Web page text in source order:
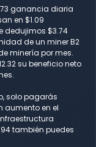
ganancia diaria
en $1.09
dedujimos $3.74
de un miner B2
minería por mes.
su beneficio neto
solo pagarás
aumento en el
también puedes